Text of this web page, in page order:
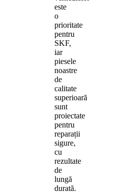
este
o
prioritate
pentru
SKF,
iar
piesele
noastre
de
calitate
superioară
sunt
proiectate
pentru
reparații
sigure,
cu
rezultate
de
lungă
durată.